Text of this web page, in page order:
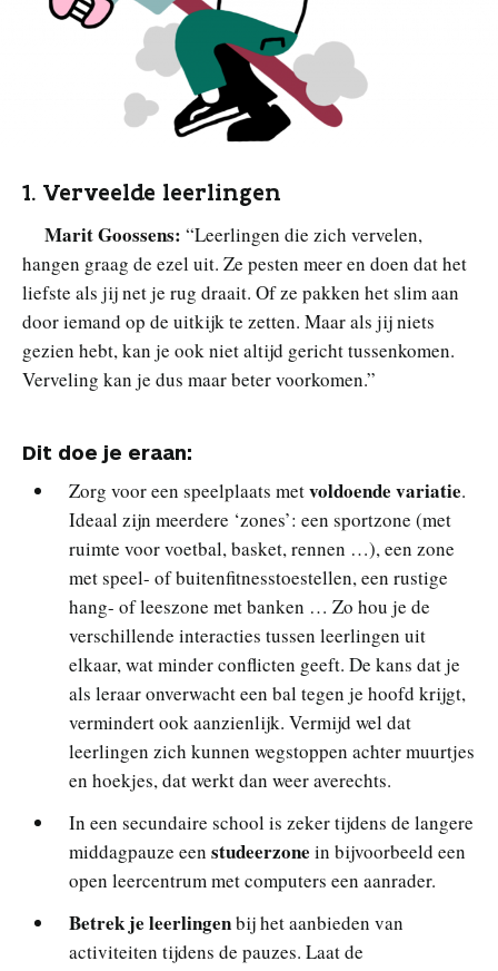
1. Verveelde leerlingen
Marit Goossens: “Leerlingen die zich vervelen,
hangen graag de ezel uit. Ze pesten meer en doen dat het
liefste als jij net je rug draait. Of ze pakken het slim aan
door iemand op de uitkijk te zetten. Maar als jij niets
gezien hebt, kan je ook niet altijd gericht tussenkomen.
Verveling kan je dus maar beter voorkomen.”
Dit doe je eraan:
Zorg voor een speelplaats metvoldoende variatie.
Ideaal zijn meerdere ‘zones’: een sportzone (met
ruimte voor voetbal, basket, rennen …), een zone
met speel- of buitenfitnesstoestellen, een rustige
hang- of leeszone met banken … Zo hou je de
verschillende interacties tussen leerlingen uit
elkaar, wat minder conflicten geeft. De kans dat je
als leraar onverwacht een bal tegen je hoofd krijgt,
vermindert ook aanzienlijk. Vermijd wel dat
leerlingen zich kunnen wegstoppen achter muurtjes
en hoekjes, dat werkt dan weer averechts.
In een secundaire school is zeker tijdens de langere
middagpauze een studeerzone in bijvoorbeeld een
open leercentrum met computers een aanrader.
Betrek je leerlingenbij het aanbieden van
activiteiten tijdens de pauzes. Laat de